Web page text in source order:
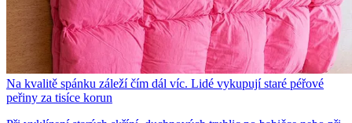
Na kvalitě spánku záleží čím dál víc. Lidé vykupují staré péřové
peřiny za tisíce korun